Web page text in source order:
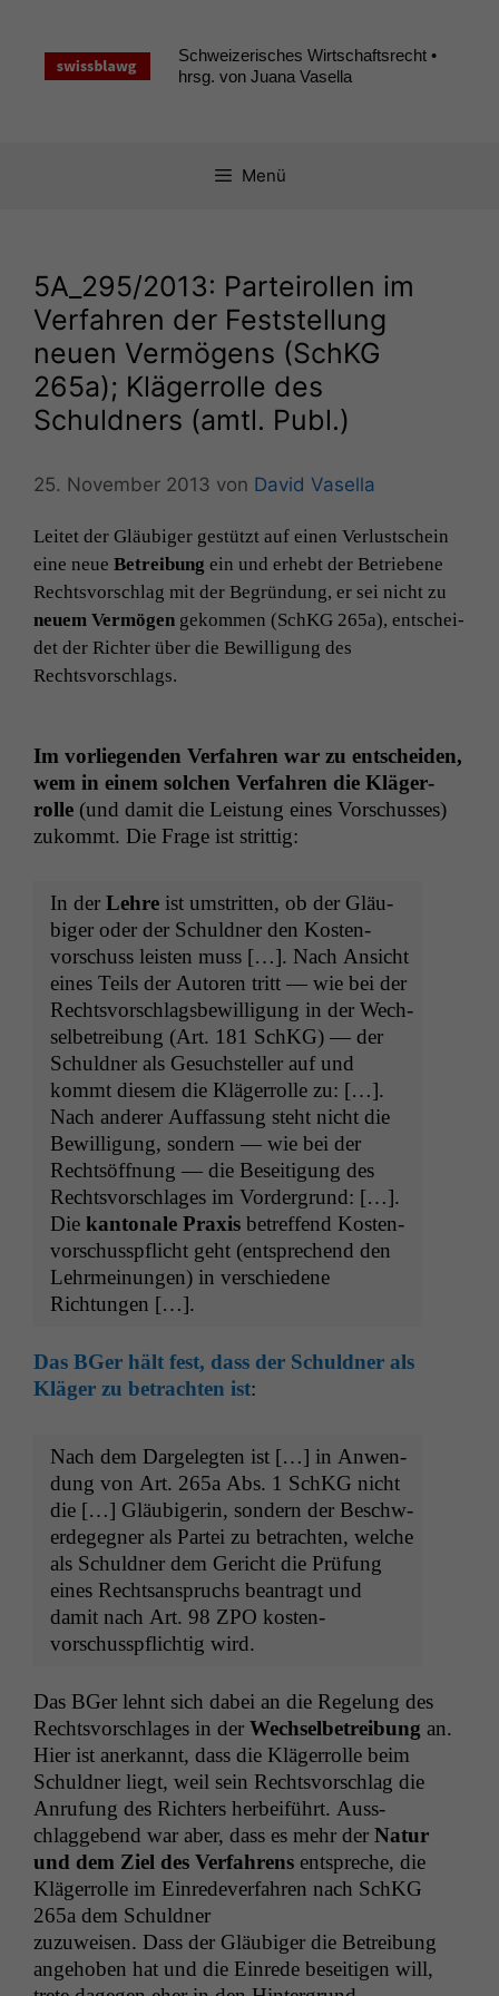
springen
Schweizerisches Wirtschaftsrecht •
hrsg. von Juana Vasella
Menü
5A_295/2013: Parteirollen im
Verfahren der Feststellung
neuen Vermögens (SchKG
265a); Klägerrolle des
Schuldners (amtl. Publ.)
25. November 2013 von David Vasella
Leit­et der Gläu­biger gestützt auf einen Ver­lustschein
eine neue Betrei­bung ein und erhebt der Betriebene
Rechtsvorschlag mit der Begrün­dung, er sei nicht zu
neuem Ver­mö­gen gekom­men (SchKG 265a), entschei­
det der Richter über die Bewil­li­gung des
Rechtsvorschlags.
Im vor­liegen­den Ver­fahren war zu entschei­den,
wem in einem solchen Ver­fahren die Kläger­
rolle (und damit die Leis­tung eines Vorschuss­es)
zukommt. Die Frage ist strittig:
In der Lehre ist umstrit­ten, ob der Gläu­
biger oder der Schuld­ner den Kosten­
vorschuss leis­ten muss […]. Nach Ansicht
eines Teils der Autoren tritt — wie bei der
Rechtsvorschlags­be­wil­li­gung in der Wech­
sel­be­trei­bung (Art. 181 SchKG) — der
Schuld­ner als Gesuch­steller auf und
kommt diesem die Kläger­rolle zu: […].
Nach ander­er Auf­fas­sung ste­ht nicht die
Bewil­li­gung, son­dern — wie bei der
Recht­söff­nung — die Besei­t­i­gung des
Rechtsvorschlages im Vorder­grund: […].
Die kan­tonale Prax­is betr­e­f­fend Kosten­
vorschusspflicht geht (entsprechend den
Lehrmei­n­un­gen) in ver­schiedene
Richtungen […].
Das BGer hält fest, dass der Schuld­ner als
Kläger zu betra­cht­en ist:
Nach dem Dargelegten ist […] in Anwen­
dung von Art. 265a Abs. 1 SchKG nicht
die […] Gläu­bigerin, son­dern der Beschw­
erdegeg­n­er als Partei zu betra­cht­en, welche
als Schuld­ner dem Gericht die Prü­fung
eines Recht­sanspruchs beantragt und
damit nach Art. 98 ZPO kosten­
vorschusspflichtig wird.
Das BGer lehnt sich dabei an die Regelung des
Rechtsvorschlages in der Wech­sel­be­trei­bung an.
Hier ist anerkan­nt, dass die Kläger­rolle beim
Schuld­ner liegt, weil sein Rechtsvorschlag die
Anrufung des Richters her­beiführt. Auss­
chlaggebend war aber, dass es mehr der Natur
und dem Ziel des Ver­fahrens entspreche, die
Kläger­rolle im Einre­de­v­er­fahren nach SchKG
265a dem Schuldner
zuzuweisen. Dass der Gläu­biger die Betrei­bung
ange­hoben hat und die Einrede beseit­i­gen will,